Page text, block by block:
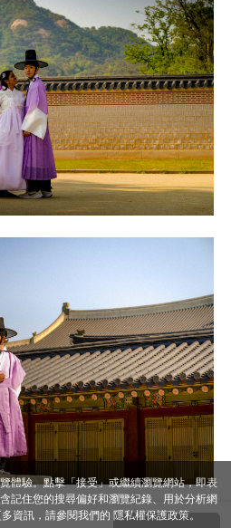
體驗。點擊「接受」或繼續瀏覽網站，即表
記住您的搜尋偏好和瀏覽紀錄、用於分析網
資訊，請參閱我們的 隱私權保護政策。